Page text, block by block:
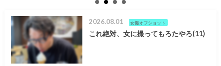
2026.08.01 女撮オフショット
これ絶対、女に撮ってもろたやろ(11)